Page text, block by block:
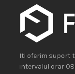
Iti oferim suport
intervalul orar